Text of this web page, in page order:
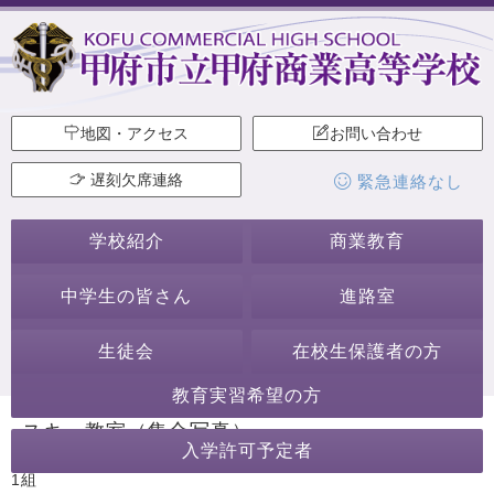
地図・アクセス お問い合わせ
遅刻欠席連絡 緊急連絡なし
学校紹介 商業教育
中学生の皆さん 進路室
生徒会 在校生保護者の方
教育実習希望の方
入学許可予定者
スキー教室（集合写真）
1組